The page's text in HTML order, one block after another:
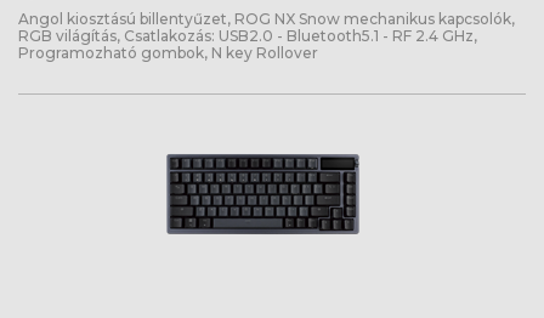
Angol kiosztású billentyűzet, ROG NX Snow mechanikus kapcsolók,
RGB világítás, Csatlakozás: USB2.0 - Bluetooth5.1 - RF 2.4 GHz,
Programozható gombok, N key Rollover